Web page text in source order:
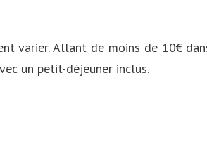
varier. Allant de moins de 10€
un petit-déjeuner inclus.